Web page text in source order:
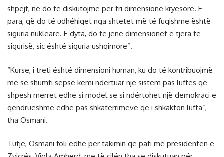
shpejt, ne do të diskutojmë për tri dimensione kryesore. E
para, që do të udhëhiqet nga shtetet më të fuqishme është
siguria nukleare. E dyta, do të jenë dimensionet e tjera të
sigurisë, siç është siguria ushqimore”.
“Kurse, i treti është dimensioni human, ku do të kontribuojmë
më së shumti sepse kemi ndërtuar një sistem pas luftës që
shpesh merret edhe si model se si ndërtohet një demokraci e
qëndrueshme edhe pas shkatërrimeve që i shkakton lufta”,
tha Osmani.
Tutje, Osmani foli edhe për takimin që pati me presidenten e